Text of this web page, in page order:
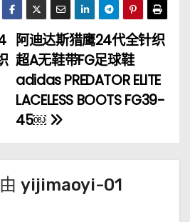
阿迪达斯猎鹰24代全针织
超A无鞋带FG足球鞋
adidas PREDATOR ELITE
LACELESS BOOTS FG39-
45￼
由 yijimaoyi-01